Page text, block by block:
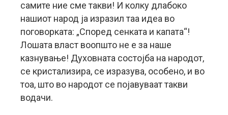
самите ние сме такви! И колку длабоко
нашиот народ ја изразил таа идеа во
поговорката: „Според сенката и капата“!
Лошата власт воопшто не е за наше
казнување! Духовната состојба на народот,
се кристализира, се изразува, особено, и во
тоа, што во народот се појавуваат такви
водачи.